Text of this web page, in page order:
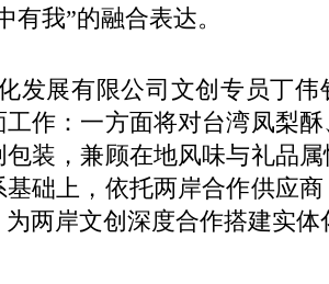
有我”的融合表达。
发展有限公司文创专员丁伟
作：一方面将对台湾凤梨
装，兼顾在地风味与礼品
础上，依托两岸合作供应
两岸文创深度合作搭建实体